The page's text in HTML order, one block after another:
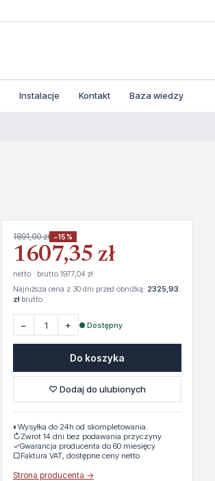
Instalacje Kontakt Baza wiedzy
1891,00 zł −15%
1607,35 zł
netto · brutto 1977,04 zł
Najniższa cena z 30 dni przed obniżką: 2325,93
złbrutto
− + ● Dostępny
Do koszyka
♡ Dodaj do ulubionych
◐ Wysyłka do 24h od skompletowania.
↻Zwrot 14 dni bez podawania przyczyny
✓Gwarancja producenta do 60 miesięcy
▢Faktura VAT, dostępne ceny netto
Strona producenta →